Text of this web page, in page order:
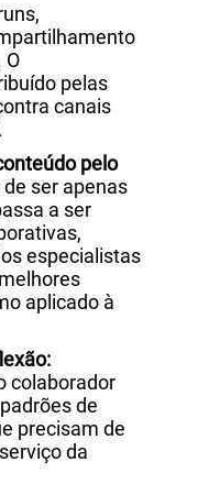
O
pelas
canais
pelo
ser apenas
a ser
especialistas
aplicado à
colaborador
de
precisam de
da